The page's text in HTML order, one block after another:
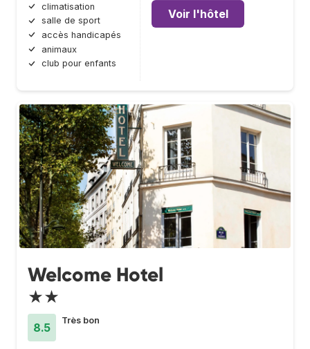
climatisation
salle de sport
accès handicapés
animaux
club pour enfants
Voir l'hôtel
Welcome Hotel
★★
8.5
Très bon